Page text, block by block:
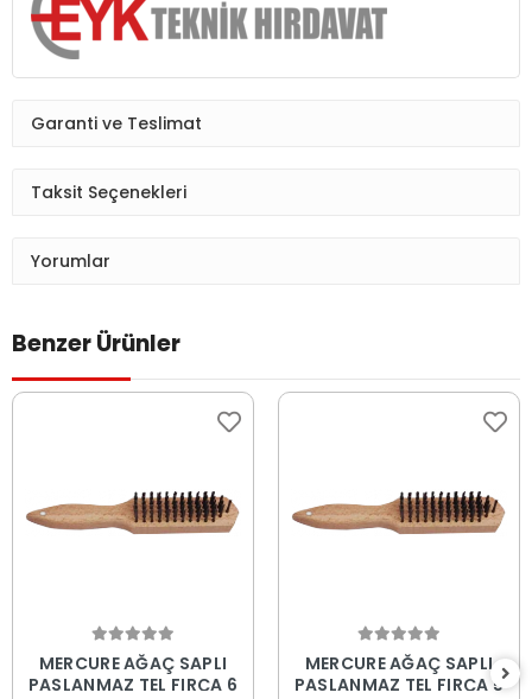
Garanti ve Teslimat
Taksit Seçenekleri
Yorumlar
Benzer Ürünler
Sepete Ekle
MERCURE AĞAÇ SAPLI
PASLANMAZ TEL FIRÇA 6
Sepete Ekle
MERCURE AĞAÇ SAPLI
PASLANMAZ TEL FIRÇA 5